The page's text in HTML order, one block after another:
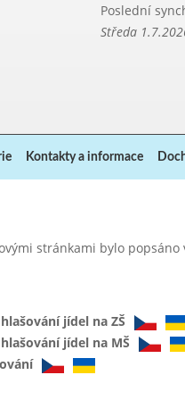
Poslední
Středa
Kontakty a informace
stránkami bylo
jídel na ZŠ
jídel na MŠ